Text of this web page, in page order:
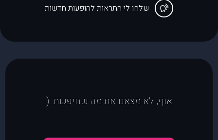
שלחו לי התראות להופעות חדשות
אוף, לא מצאנו את מה שחיפשת :(